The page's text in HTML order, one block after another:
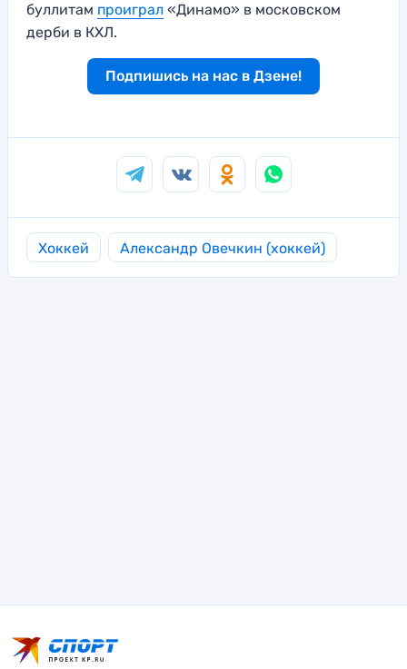
буллитам проиграл «Динамо» в московском
дерби в КХЛ.
Подпишись на нас в Дзене!
Хоккей Александр Овечкин (хоккей)